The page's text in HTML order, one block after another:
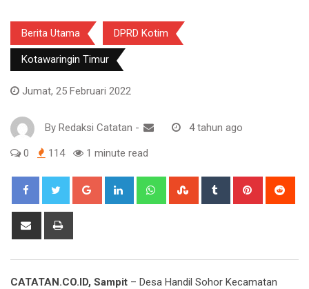
Berita Utama DPRD Kotim
Kotawaringin Timur
Jumat, 25 Februari 2022
By Redaksi Catatan - 4 tahun ago
0 114 1 minute read
Google+ LinkedIn WhatsappStumbleUpon
Tumblr Pinterest
Share
CATATAN.CO.ID, Sampit – Desa Handil Sohor Kecamatan